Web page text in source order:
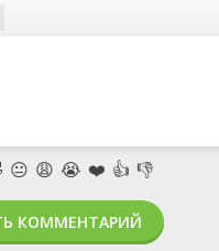
😐 😩 😭 ❤️ 👍 👎
КОММЕНТАРИЙ